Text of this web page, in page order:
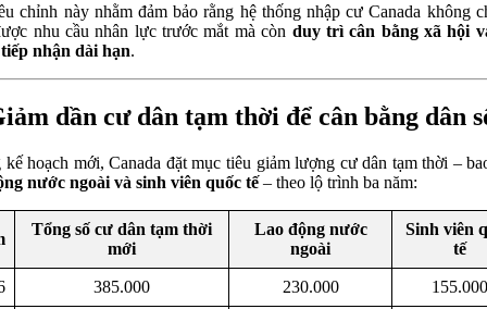
chỉnh này nhằm đảm bảo rằng hệ thống nhập cư Canada không
nhu cầu nhân lực trước mắt mà còn duy trì cân bằng xã hội
nhận dài hạn.
dần cư dân tạm thời để cân bằng dân
kế hoạch mới, Canada đặt mục tiêu giảm lượng cư dân tạm thời –
nước ngoài và sinh viên quốc tế– theo lộ trình ba năm:
Tổng số cư dân tạm thời
mới
Lao động nước
ngoài
Sinh viên
tế
385.000 230.000 155.000